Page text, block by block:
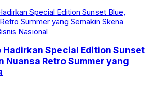
Nasional
Hadirkan Special Edition Sunset
Nuansa Retro Summer yang